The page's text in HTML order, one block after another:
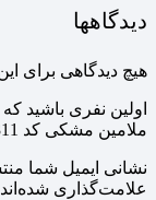
دیدگاهها
هیچ دیدگاهی برای
اولین نفری باشید
ملامین مشکی کد 311 یک عددی ایلا”
نشانی ایمیل شما
علامت‌گذاری شده‌اند